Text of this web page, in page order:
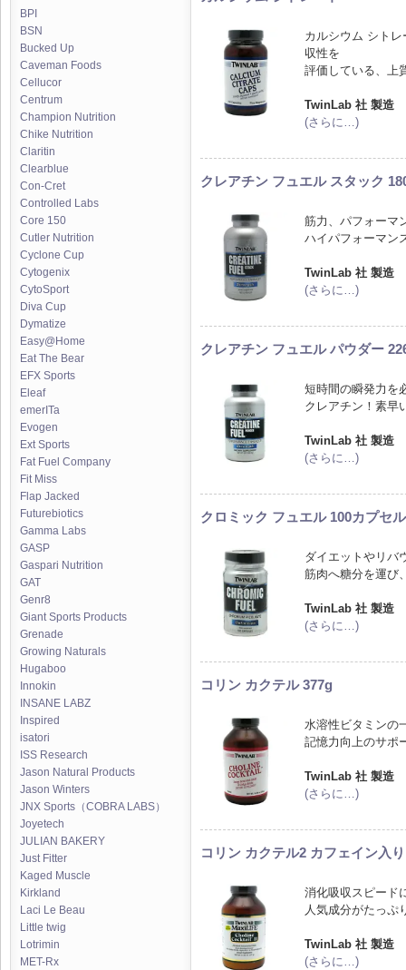
BPI
BSN
Bucked Up
Caveman Foods
Cellucor
Centrum
Champion Nutrition
Chike Nutrition
Claritin
Clearblue
Con-Cret
Controlled Labs
Core 150
Cutler Nutrition
Cyclone Cup
Cytogenix
CytoSport
Diva Cup
Dymatize
Easy@Home
Eat The Bear
EFX Sports
Eleaf
emerITa
Evogen
Ext Sports
Fat Fuel Company
Fit Miss
Flap Jacked
Futurebiotics
Gamma Labs
GASP
Gaspari Nutrition
GAT
Genr8
Giant Sports Products
Grenade
Growing Naturals
Hugaboo
Innokin
INSANE LABZ
Inspired
isatori
ISS Research
Jason Natural Products
Jason Winters
JNX Sports（COBRA LABS）
Joyetech
JULIAN BAKERY
Just Fitter
Kaged Muscle
Kirkland
Laci Le Beau
Little twig
Lotrimin
MET-Rx
カルシウム シト
収性を
評価している、上
TwinLab 社 製造
(さらに…)
クレアチン フュエル スタック
筋力、パフォーマ
ハイパフォーマン
TwinLab 社 製造
(さらに…)
クレアチン フュエル パウダー
短時間の瞬発力を
クレアチン！素早
TwinLab 社 製造
(さらに…)
クロミック フュエル 100カプセル
ダイエットやリバ
筋肉へ糖分を運び
TwinLab 社 製造
(さらに…)
コリン カクテル 377g
水溶性ビタミンの
記憶力向上のサポ
TwinLab 社 製造
(さらに…)
コリン カクテル2 カフェイン入
消化吸収スピード
人気成分がたっぷ
TwinLab 社 製造
(さらに…)